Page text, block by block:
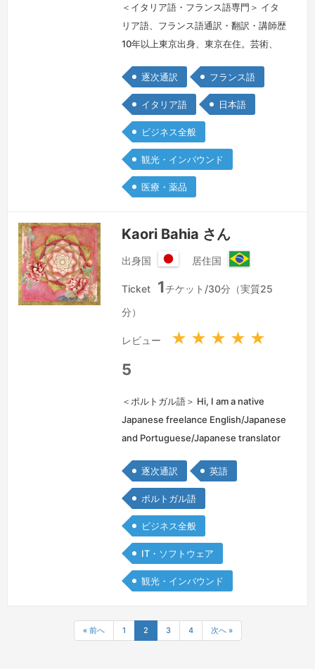
＜イタリア語・フランス語専門＞ イタ
リア語、フランス語通訳・翻訳・講師歴
10年以上東京出身、東京在住。芸術、
と関心を持つ。イタリア語・フランス語
のフリーランス通訳・翻訳家でマルチリ
ンガル。イタリア学会会員。2007年、
19才で単身渡伊。ペルージャ外国人大
学 イタリア語・イタリア文学学科、モ
デナ県立音楽院 声楽科、ボローニャ大
學 外国語外国文学学科に於いてイタリ
逐次通訳 フランス語
イタリア語 日本語
ビジネス全般
観光・インバウンド
医療・薬品
Kaori Bahia さん
出身国
本
居住国
ラ
連
国
Ticket 1チケット/30分（実質25
分）
レビュー ★ ★ ★ ★ ★
5
＜ポルトガル語＞ Hi, I am a native
Japanese freelance English/Japanese
and Portuguese/Japanese translator
industry for 18 years now. I have more
experiences as a translator rath…
きを見る »
逐次通訳 英語
ポルトガル語
ビジネス全般
IT・ソフトウェア
観光・インバウンド
« 前へ 1 2 3 4 次へ »